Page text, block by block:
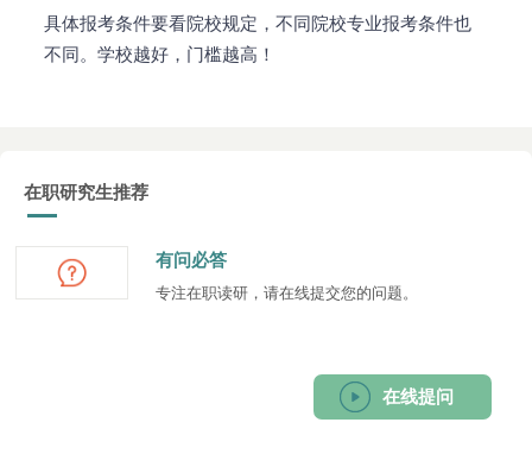
具体报考条件要看院校规定，不同院校专业报考条件也
不同。学校越好，门槛越高！
在职研究生推荐
有问必答
专注在职读研，请在线提交您的问题。
在线提问